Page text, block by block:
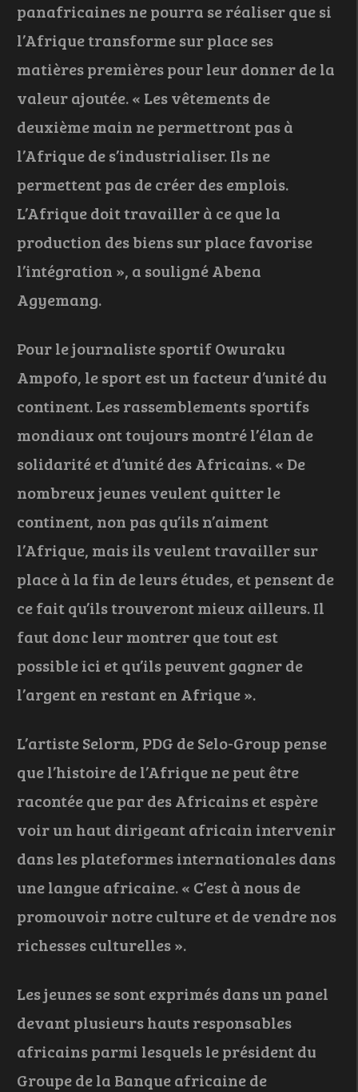
panafricaines ne pourra se réaliser que si
l’Afrique transforme sur place ses
matières premières pour leur donner de la
valeur ajoutée. « Les vêtements de
deuxième main ne permettront pas à
l’Afrique de s’industrialiser. Ils ne
permettent pas de créer des emplois.
L’Afrique doit travailler à ce que la
production des biens sur place favorise
l’intégration », a souligné Abena
Agyemang.
Pour le journaliste sportif Owuraku
Ampofo, le sport est un facteur d’unité du
continent. Les rassemblements sportifs
mondiaux ont toujours montré l’élan de
solidarité et d’unité des Africains. « De
nombreux jeunes veulent quitter le
continent, non pas qu’ils n’aiment
l’Afrique, mais ils veulent travailler sur
place à la fin de leurs études, et pensent de
ce fait qu’ils trouveront mieux ailleurs. Il
faut donc leur montrer que tout est
possible ici et qu’ils peuvent gagner de
l’argent en restant en Afrique ».
L’artiste Selorm, PDG de Selo-Group pense
que l’histoire de l’Afrique ne peut être
racontée que par des Africains et espère
voir un haut dirigeant africain intervenir
dans les plateformes internationales dans
une langue africaine. « C’est à nous de
promouvoir notre culture et de vendre nos
richesses culturelles ».
Les jeunes se sont exprimés dans un panel
devant plusieurs hauts responsables
africains parmi lesquels le président du
Groupe de la Banque africaine de